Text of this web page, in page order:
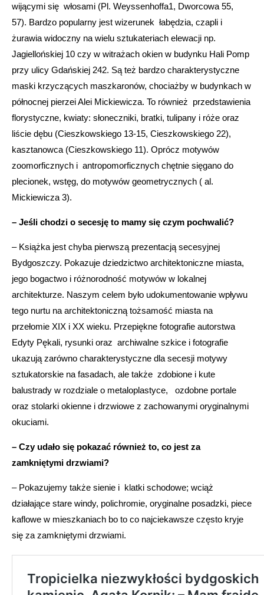
wijącymi się włosami (Pl. Weyssenhoffa1, Dworcowa 55,
57). Bardzo popularny jest wizerunek łabędzia, czapli i
żurawia widoczny na wielu sztukateriach elewacji np.
Jagiellońskiej 10 czy w witrażach okien w budynku Hali Pomp
przy ulicy Gdańskiej 242. Są też bardzo charakterystyczne
maski krzyczących maszkaronów, chociażby w budynkach w
północnej pierzei Alei Mickiewicza. To również przedstawienia
florystyczne, kwiaty: słoneczniki, bratki, tulipany i róże oraz
liście dębu (Cieszkowskiego 13-15, Cieszkowskiego 22),
kasztanowca (Cieszkowskiego 11). Oprócz motywów
zoomorficznych i antropomorficznych chętnie sięgano do
plecionek, wstęg, do motywów geometrycznych ( al.
Mickiewicza 3).
– Jeśli chodzi o secesję to mamy się czym pochwalić?
– Książka jest chyba pierwszą prezentacją secesyjnej
Bydgoszczy. Pokazuje dziedzictwo architektoniczne miasta,
jego bogactwo i różnorodność motywów w lokalnej
architekturze. Naszym celem było udokumentowanie wpływu
tego nurtu na architektoniczną tożsamość miasta na
przełomie XIX i XX wieku. Przepiękne fotografie autorstwa
Edyty Pękali, rysunki oraz archiwalne szkice i fotografie
ukazują zarówno charakterystyczne dla secesji motywy
sztukatorskie na fasadach, ale także zdobione i kute
balustrady w rozdziale o metaloplastyce, ozdobne portale
oraz stolarki okienne i drzwiowe z zachowanymi oryginalnymi
okuciami.
– Czy udało się pokazać również to, co jest za
zamkniętymi drzwiami?
– Pokazujemy także sienie i klatki schodowe; wciąż
działające stare windy, polichromie, oryginalne posadzki, piece
kaflowe w mieszkaniach bo to co najciekawsze często kryje
się za zamkniętymi drzwiami.